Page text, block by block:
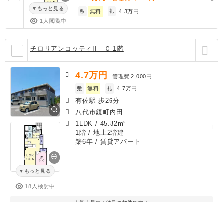
もっと見る
1人閲覧中
敷 無料 礼 4.3万円
チロリアンコッティII Ｃ 1階
もっと見る
18人検討中
4.7万円 管理費 2,000円
敷
無料 礼 4.7万円
有佐駅 歩26分
八代市鏡町内田
1LDK / 45.82m²
1階 / 地上2階建
築6年 / 賃貸アパート